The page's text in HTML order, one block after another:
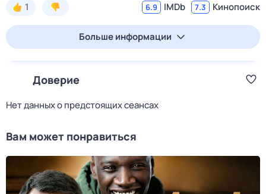
1 6.9 IMDb 7.3 Кинопоиск
Больше информации
Доверие
Нет данных о предстоящих сеансах
Вам может понравиться